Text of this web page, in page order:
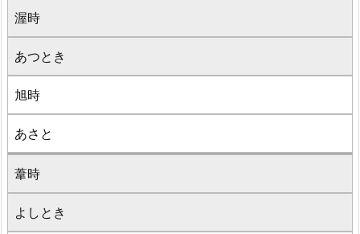
渥時
あつとき
旭時
あさと
葦時
よしとき